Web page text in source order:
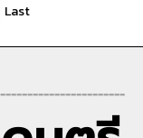
Last